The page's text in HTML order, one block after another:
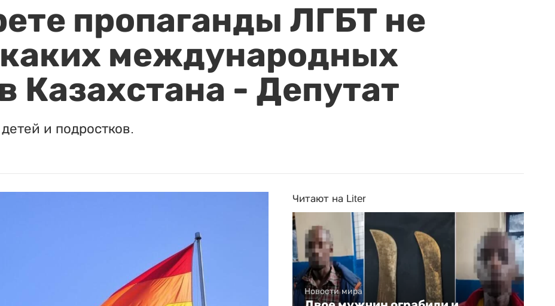
пропаганды ЛГБТ не
международных
Казахстана - Депутат
и подростков.
Читают на Liter
Новости мира